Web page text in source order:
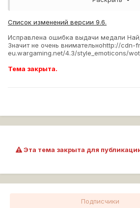
КТТС, патчноуты читаю очень
Неужели починили наконец? Когда?
Список изменений версии 9.6.
Исправлена ошибка выдачи медали
Значит не очень внимательноhttp://cdn-
eu.wargaming.net/4.3/style_emoticons/
Тема закрыта.
Эта тема закрыта для
Подписчики